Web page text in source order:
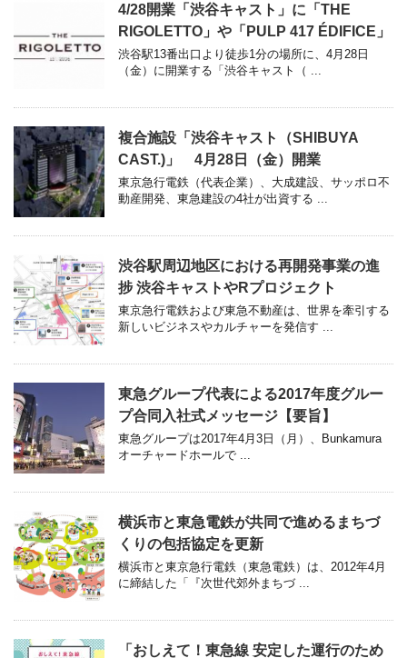
4/28開業「渋谷キャスト」に「THE
RIGOLETTO」や「PULP 417 ÉDIFICE」
渋谷駅13番出口より徒歩1分の場所に、4月28日
（金）に開業する「渋谷キャスト（ ...
複合施設「渋谷キャスト（SHIBUYA
CAST.)」 4月28日（金）開業
東京急行電鉄（代表企業）、大成建設、サッポロ不
動産開発、東急建設の4社が出資する ...
渋谷駅周辺地区における再開発事業の進
捗 渋谷キャストやRプロジェクト
東京急行電鉄および東急不動産は、世界を牽引する
新しいビジネスやカルチャーを発信す ...
東急グループ代表による2017年度グルー
プ合同入社式メッセージ【要旨】
東急グループは2017年4月3日（月）、Bunkamura
オーチャードホールで ...
横浜市と東急電鉄が共同で進めるまちづ
くりの包括協定を更新
横浜市と東京急行電鉄（東急電鉄）は、2012年4月
に締結した「『次世代郊外まちづ ...
「おしえて！東急線 安定した運行のため